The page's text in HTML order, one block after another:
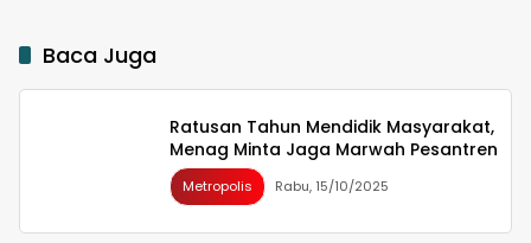
Baca Juga
Ratusan Tahun Mendidik Masyarakat,
Menag Minta Jaga Marwah Pesantren
Metropolis Rabu, 15/10/2025